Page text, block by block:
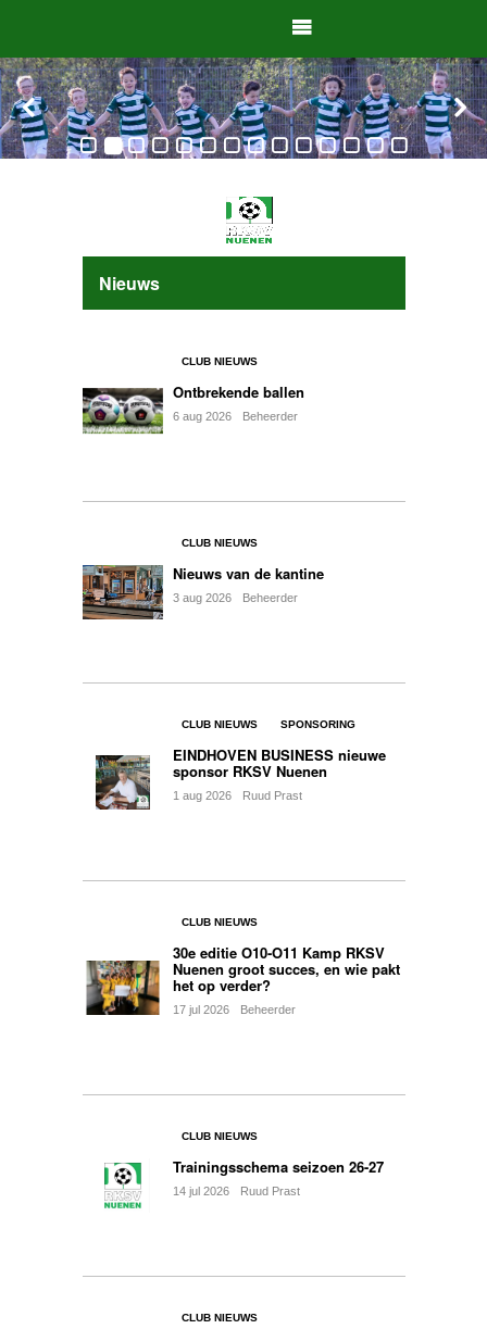
Nieuws
CLUB NIEUWS
Ontbrekende ballen
6 aug 2026 Beheerder
CLUB NIEUWS
Nieuws van de kantine
3 aug 2026 Beheerder
CLUB NIEUWS SPONSORING
EINDHOVEN BUSINESS nieuwe
sponsor RKSV Nuenen
1 aug 2026 Ruud Prast
CLUB NIEUWS
30e editie O10-O11 Kamp RKSV
Nuenen groot succes, en wie pakt
het op verder?
17 jul 2026 Beheerder
CLUB NIEUWS
Trainingsschema seizoen 26-27
14 jul 2026 Ruud Prast
CLUB NIEUWS